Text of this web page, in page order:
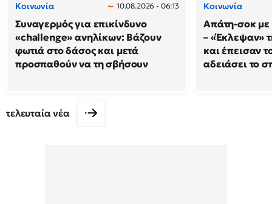
Κοινωνία 10.08.2026 - 06:13
Συναγερμός για επικίνδυνο
«challenge» ανηλίκων: Βάζουν
φωτιά στο δάσος και μετά
προσπαθούν να τη σβήσουν
Κοινωνία
Απάτη-σοκ με
– «Έκλεψαν»
και έπεισαν
αδειάσει το
τελευταία νέα